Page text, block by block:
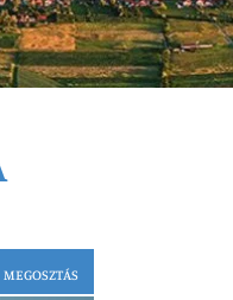
MEGOSZTÁS